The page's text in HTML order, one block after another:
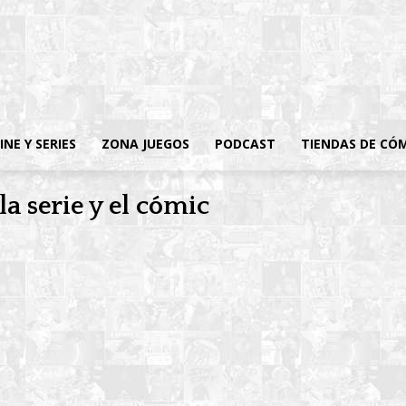
Y SERIES ZONA JUEGOS PODCAST TIENDAS DE
serie y el cómic